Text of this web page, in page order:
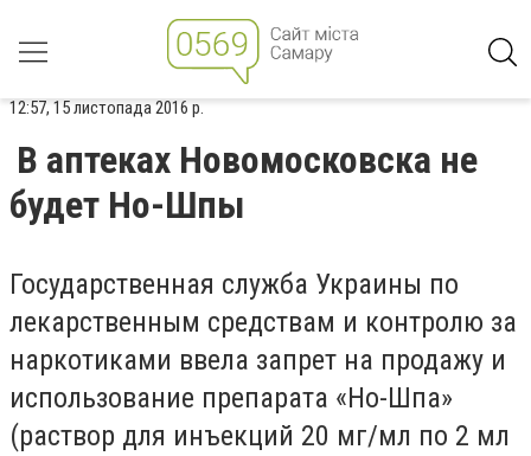
12:57, 15 листопада 2016 р.
В аптеках Новомосковска не
будет Но-Шпы
Государственная служба Украины по
лекарственным средствам и контролю за
наркотиками ввела запрет на продажу и
использование препарата «Но-Шпа»
(раствор для инъекций 20 мг/мл по 2 мл